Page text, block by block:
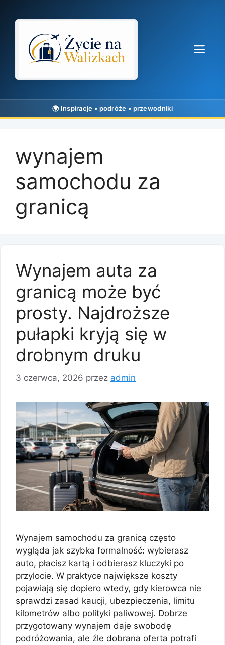
wynajem
samochodu za
granicą
Wynajem auta za
granicą może być
prosty. Najdroższe
pułapki kryją się w
drobnym druku
3 czerwca, 2026 przez admin
Wynajem samochodu za granicą często
wygląda jak szybka formalność: wybierasz
auto, płacisz kartą i odbierasz kluczyki po
przylocie. W praktyce największe koszty
pojawiają się dopiero wtedy, gdy kierowca nie
sprawdzi zasad kaucji, ubezpieczenia, limitu
kilometrów albo polityki paliwowej. Dobrze
przygotowany wynajem daje swobodę
podróżowania, ale źle dobrana oferta potrafi